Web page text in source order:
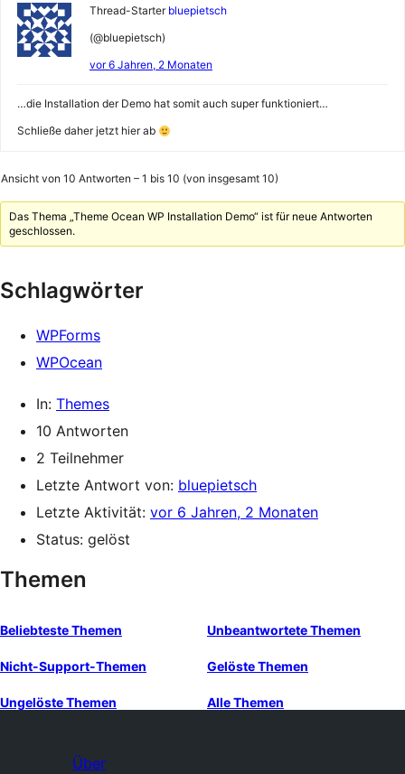
Thread-Starter bluepietsch
(@bluepietsch)
vor 6 Jahren, 2 Monaten
…die Installation der Demo hat somit auch super funktioniert…
Schließe daher jetzt hier ab
Ansicht von 10 Antworten – 1 bis 10 (von insgesamt 10)
Das Thema „Theme Ocean WP Installation Demo“ ist für neue Antworten
geschlossen.
Schlagwörter
WPForms
WPOcean
In: Themes
10 Antworten
2 Teilnehmer
Letzte Antwort von: bluepietsch
Letzte Aktivität: vor 6 Jahren, 2 Monaten
Status: gelöst
Themen
Beliebteste Themen Unbeantwortete Themen
Nicht-Support-Themen Gelöste Themen
Ungelöste Themen Alle Themen
Über